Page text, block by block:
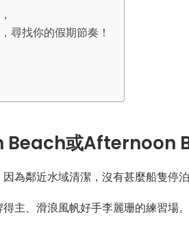
尋找你的假期節奏！
Beach或Afternoon
為鄰近水域清潔，沒有甚麼船隻停泊
主、滑浪風帆好手李麗珊的練習場。